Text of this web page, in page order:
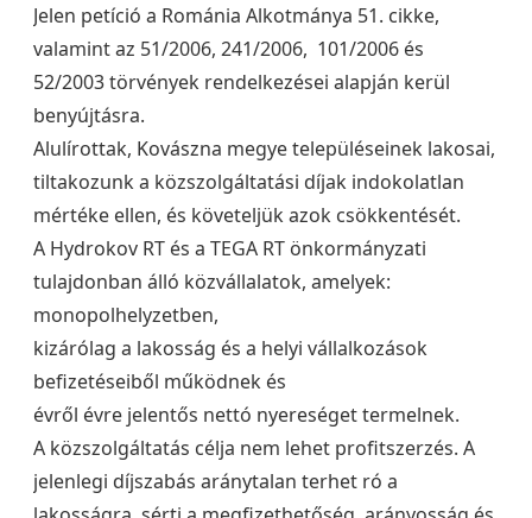
Jelen petíció a Románia Alkotmánya 51. cikke,
valamint az 51/2006, 241/2006, 101/2006 és
52/2003 törvények rendelkezései alapján kerül
benyújtásra.
Alulírottak, Kovászna megye településeinek lakosai,
tiltakozunk a közszolgáltatási díjak indokolatlan
mértéke ellen, és követeljük azok csökkentését.
A Hydrokov RT és a TEGA RT önkormányzati
tulajdonban álló közvállalatok, amelyek:
monopolhelyzetben,
kizárólag a lakosság és a helyi vállalkozások
befizetéseiből működnek és
évről évre jelentős nettó nyereséget termelnek.
A közszolgáltatás célja nem lehet profitszerzés. A
jelenlegi díjszabás aránytalan terhet ró a